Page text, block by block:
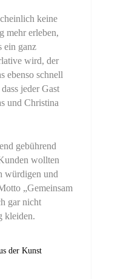
keine
mehr erleben,
ein ganz
wird, der
ebenso schnell
jeder Gast
und Christina
gebührend
wollten
würdigen und
„Gemeinsam
gar nicht
kleiden.
der Kunst